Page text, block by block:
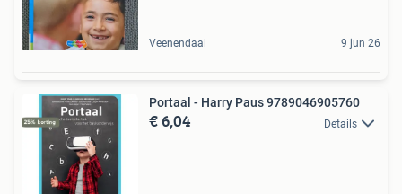
Veenendaal 9 jun 26
Portaal - Harry Paus 9789046905760
€ 6,04 Details